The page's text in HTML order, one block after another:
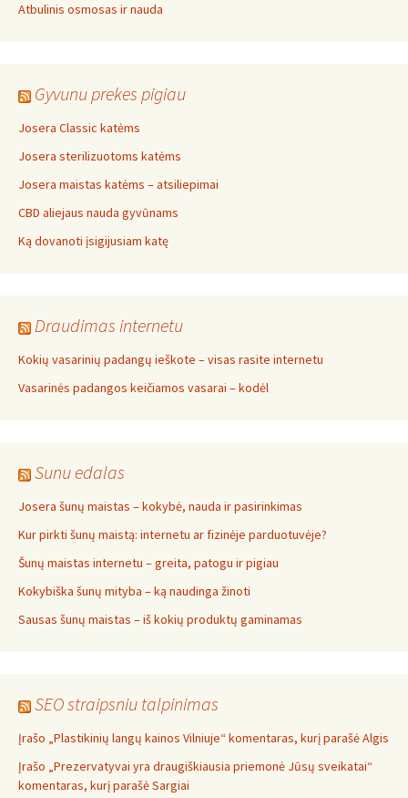
Atbulinis osmosas ir nauda
Gyvunu prekes pigiau
Josera Classic katėms
Josera sterilizuotoms katėms
Josera maistas katėms – atsiliepimai
CBD aliejaus nauda gyvūnams
Ką dovanoti įsigijusiam katę
Draudimas internetu
Kokių vasarinių padangų ieškote – visas rasite internetu
Vasarinės padangos keičiamos vasarai – kodėl
Sunu edalas
Josera šunų maistas – kokybė, nauda ir pasirinkimas
Kur pirkti šunų maistą: internetu ar fizinėje parduotuvėje?
Šunų maistas internetu – greita, patogu ir pigiau
Kokybiška šunų mityba – ką naudinga žinoti
Sausas šunų maistas – iš kokių produktų gaminamas
SEO straipsniu talpinimas
Įrašo „Plastikinių langų kainos Vilniuje“ komentaras, kurį parašė Algis
Įrašo „Prezervatyvai yra draugiškiausia priemonė Jūsų sveikatai“
komentaras, kurį parašė Sargiai